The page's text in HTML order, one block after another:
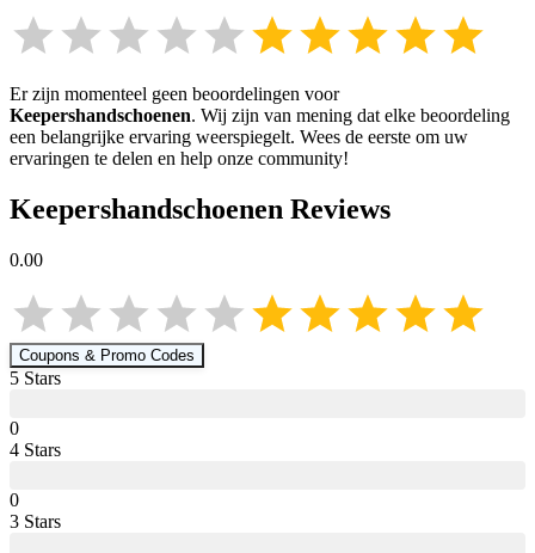
Er zijn momenteel geen beoordelingen voor
Keepershandschoenen. Wij zijn van mening dat elke beoordeling
een belangrijke ervaring weerspiegelt. Wees de eerste om uw
ervaringen te delen en help onze community!
Keepershandschoenen Reviews
0.00
Coupons & Promo Codes
5 Stars
0
4 Stars
0
3 Stars